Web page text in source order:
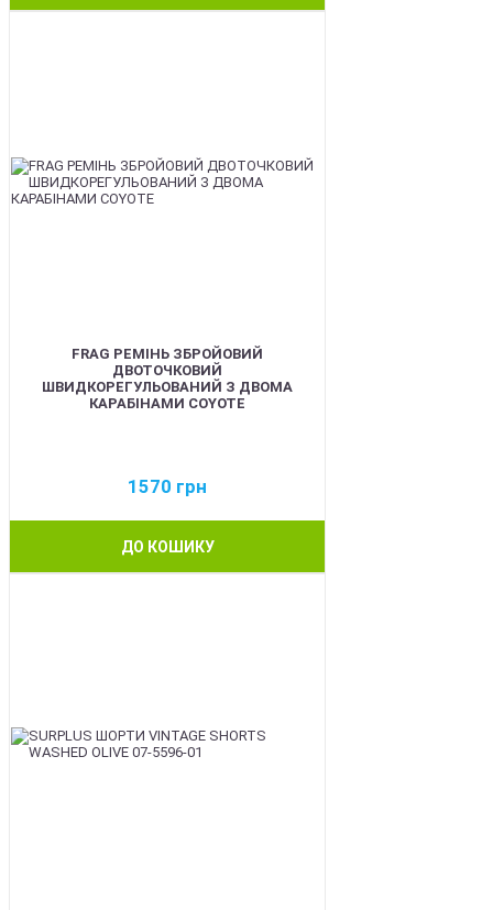
FRAG РЕМІНЬ ЗБРОЙОВИЙ
ДВОТОЧКОВИЙ
ШВИДКОРЕГУЛЬОВАНИЙ З ДВОМА
КАРАБІНАМИ COYOTE
1570 грн
ДО КОШИКУ